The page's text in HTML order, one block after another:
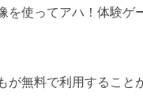
使ってアハ！体験ゲ
無料で利用すること